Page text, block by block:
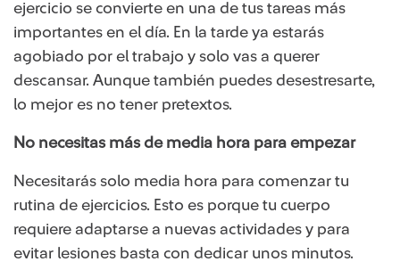
ejercicio se convierte en una de tus tareas más
importantes en el día. En la tarde ya estarás
agobiado por el trabajo y solo vas a querer
descansar. Aunque también puedes desestresarte,
lo mejor es no tener pretextos.
No necesitas más de media hora para empezar
Necesitarás solo media hora para comenzar tu
rutina de ejercicios. Esto es porque tu cuerpo
requiere adaptarse a nuevas actividades y para
evitar lesiones basta con dedicar unos minutos.